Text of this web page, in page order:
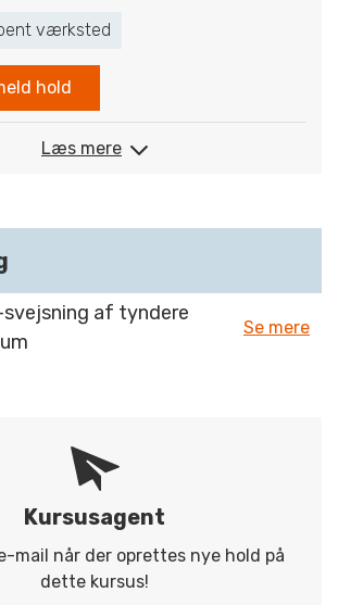
værksted
hold
Læs mere
svejsning af tyndere
Se mere
Kursusagent
mail når der oprettes nye hold på
dette kursus!